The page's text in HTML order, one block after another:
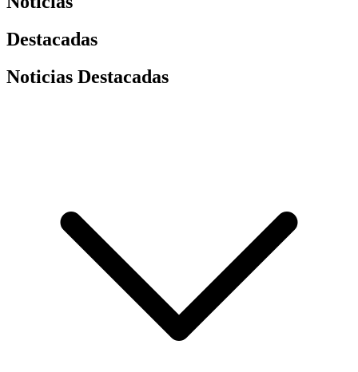
Destacadas
Noticias Destacadas